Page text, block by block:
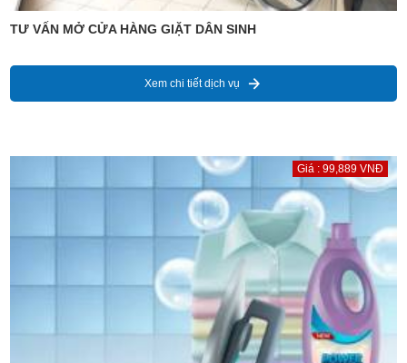
TƯ VẤN MỞ CỬA HÀNG GIẶT DÂN SINH
Xem chi tiết dịch vụ
Giá : 99,889 VNĐ